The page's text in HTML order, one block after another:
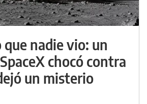
nadie vio: un
chocó contra
un misterio